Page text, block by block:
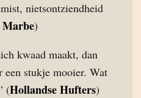
nietsontziendheid
Marbe)
kwaad maakt, dan
een stukje mooier. Wat
(Hollandse Hufters)